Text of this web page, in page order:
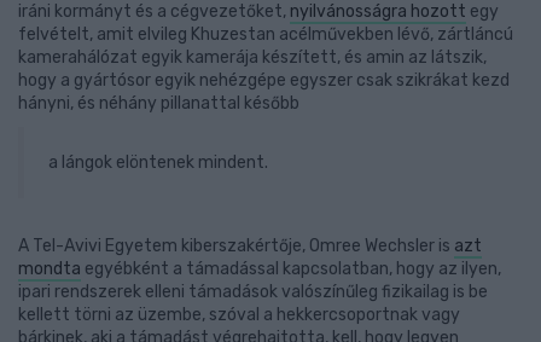
iráni kormányt és a cégvezetőket, nyilvánosságra hozott egy
felvételt, amit elvileg Khuzestan acélművekben lévő, zártláncú
kamerahálózat egyik kamerája készített, és amin az látszik,
hogy a gyártósor egyik nehézgépe egyszer csak szikrákat kezd
hányni, és néhány pillanattal később
a lángok elöntenek mindent.
A Tel-Avivi Egyetem kiberszakértője, Omree Wechsler is azt
mondta egyébként a támadással kapcsolatban, hogy az ilyen,
ipari rendszerek elleni támadások valószínűleg fizikailag is be
kellett törni az üzembe, szóval a hekkercsoportnak vagy
bárkinek, aki a támadást végrehajtotta, kell, hogy legyen